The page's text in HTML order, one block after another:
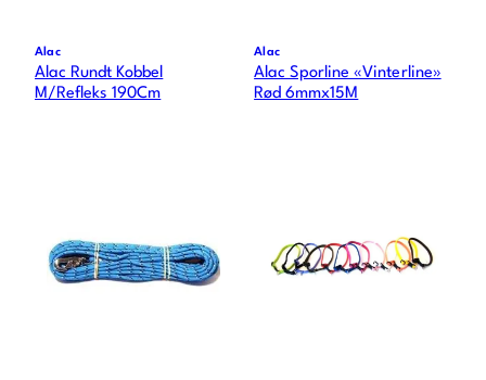
Alac
Alac Rundt Kobbel
M/Refleks 190Cm
Alac
Alac Sporline «Vinterline»
Rød 6mmx15M